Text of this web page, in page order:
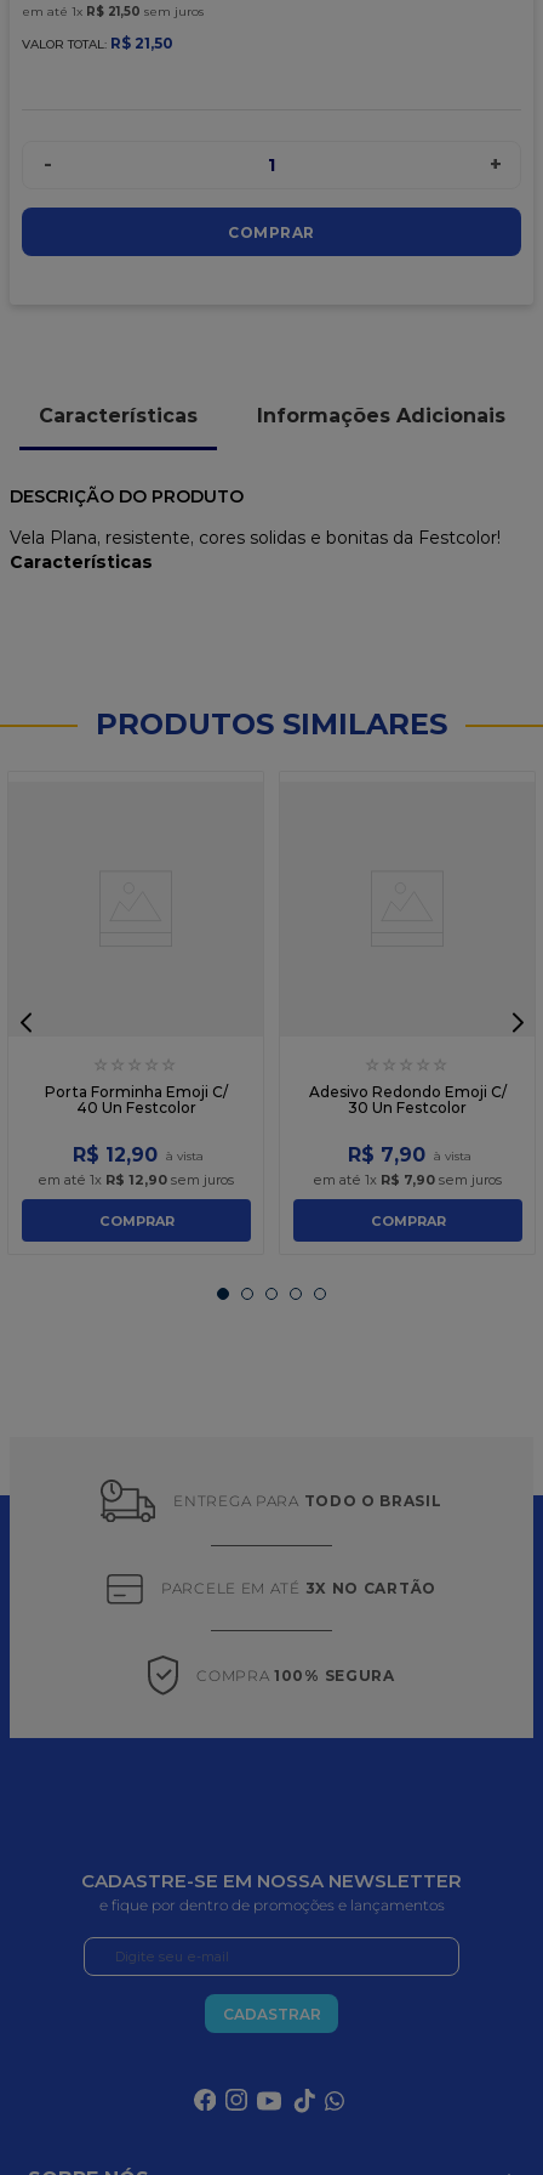
em até 1x R$ 21 ,50 sem juros
VALOR TOTAL: R$ 21,50
- 1 +
COMPRAR
Características Informações Adicionais
DESCRIÇÃO DO PRODUTO
Vela Plana, resistente, cores solidas e bonitas da Festcolor!
Características
PRODUTOS SIMILARES
☆ ☆ ☆ ☆ ☆
Porta Forminha Emoji C/
40 Un Festcolor
R$ 12,90
em até 1x R$ 12,90 sem juros
COMPRAR
☆ ☆ ☆ ☆ ☆
Adesivo Redondo Emoji C/
30 Un Festcolor
R$ 7,90
em até 1x R$ 7,90 sem juros
COMPRAR
ENTREGA PARA TODO O BRASIL
PARCELE EM ATÉ 3X NO CARTÃO
COMPRA 100% SEGURA
CADASTRE-SE EM NOSSA NEWSLETTER
e fique por dentro de promoções e lançamentos
CADASTRAR
9 º
caixa kraft
10º chocolate